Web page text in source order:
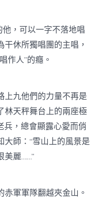
，可以一字不落地唱
休所獨唱團的主唱，
作人”的癮。
九他們的力量不再是
林天秤舞台上的兩座極
，總會顯露心愛而俏
師：“雪山上的風景是
美麗……”
軍軍隊翻越夾金山。